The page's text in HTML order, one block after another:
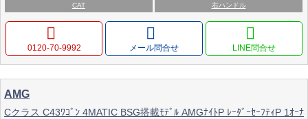
CAT 右ハンドル
0120-70-9992 メール問合せ
AMG
Cクラス C43ﾜｺﾞﾝ 4MATIC BSG搭載ﾓﾃﾞﾙ AMGﾅｲﾄP ﾚｰﾀﾞｰｾｰﾌﾃｨP 1ｵｰﾅ